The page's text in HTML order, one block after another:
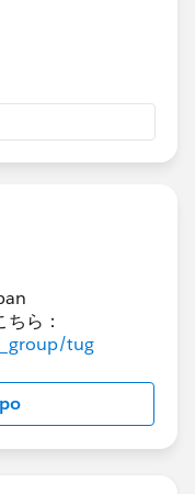
add-
need a paid option
add-
方法は以下です。
server/ja-
Conductor.)
en-
exchange, I would
best answer or
community keep
ら：
tug